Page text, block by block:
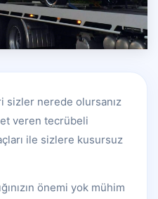
sizler nerede olursanız
veren tecrübeli
ile sizlere kusursuz
önemi yok mühim